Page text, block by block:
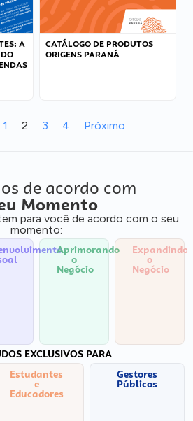
A
CATÁLOGO DE PRODUTOS
ORIGENS PARANÁ
1 2 3 4 Próximo
de acordo com
Momento
para você de acordo com o seu
momento:
Aprimorando
o
Negócio
Expandindo
o
Negócio
EXCLUSIVOS PARA
Estudantes
e
Educadores
Gestores
Públicos